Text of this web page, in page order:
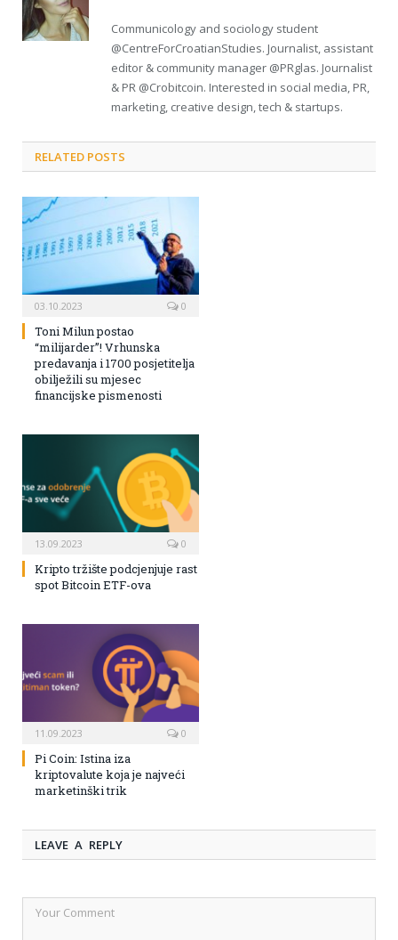
Communicology and sociology student
@CentreForCroatianStudies. Journalist, assistant
editor & community manager @PRglas. Journalist
& PR @Crobitcoin. Interested in social media, PR,
marketing, creative design, tech & startups.
RELATED POSTS
03.10.2023 0
Toni Milun postao
“milijarder”! Vrhunska
predavanja i 1700 posjetitelja
obilježili su mjesec
financijske pismenosti
13.09.2023 0
Kripto tržište podcjenjuje rast
spot Bitcoin ETF-ova
11.09.2023 0
Pi Coin: Istina iza
kriptovalute koja je najveći
marketinški trik
LEAVE A REPLY